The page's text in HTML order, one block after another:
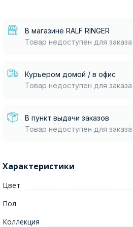
В магазине RALF RINGER
Товар недоступен для заказа
Курьером домой / в офис
Товар недоступен для заказа
В пункт выдачи заказов
Товар недоступен для заказа
Характеристики
Цвет
Пол
Коллекция